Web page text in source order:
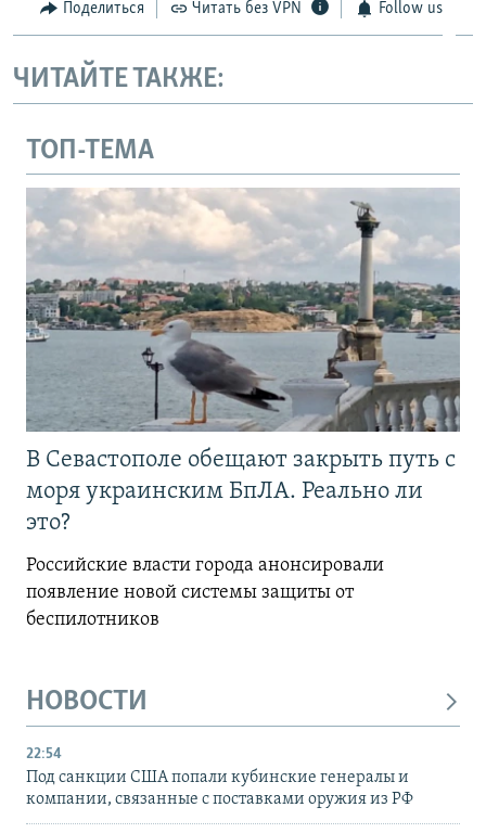
Поделиться Читать без VPN Follow us
ЧИТАЙТЕ ТАКЖЕ:
ТОП-ТЕМА
В Севастополе обещают закрыть путь с
моря украинским БпЛА. Реально ли
это?
Российские власти города анонсировали
появление новой системы защиты от
беспилотников
НОВОСТИ
22:54
Под санкции США попали кубинские генералы и
компании, связанные с поставками оружия из РФ